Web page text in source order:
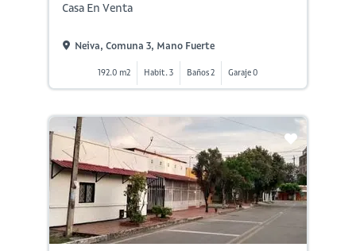
Casa En Venta
Neiva, Comuna 3, Mano Fuerte
192.0 m2 Habit. 3 Baños 2 Garaje 0